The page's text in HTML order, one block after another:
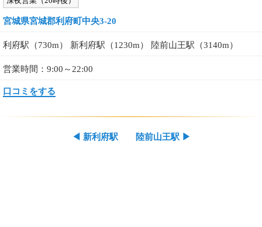
宮城県宮城郡利府町中央3-20
利府駅（730m） 新利府駅（1230m） 陸前山王駅（3140m）
営業時間：9:00～22:00
口コミをする
◀ 新利府駅 陸前山王駅 ▶